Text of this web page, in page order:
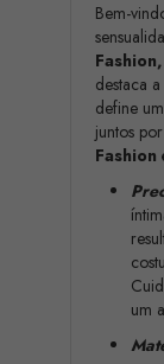
Bem-
Fashion,
destaca
define
juntos
Fashion
um